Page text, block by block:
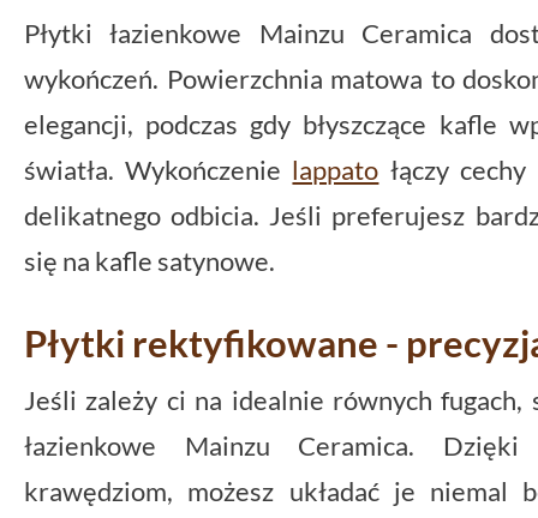
Płytki łazienkowe Mainzu Ceramica
wykończeń. Powierzchnia matowa to
elegancji, podczas gdy błyszczące kafle
światła. Wykończenie lappato łączy
delikatnego odbicia. Jeśli preferujesz
się na kafle satynowe.
Płytki rektyfikowane -
Jeśli zależy ci na idealnie równych
łazienkowe Mainzu Ceramica.
krawędziom, możesz układać je niemal